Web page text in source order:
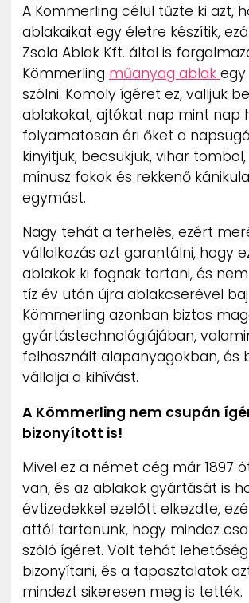
A Kömmerling célul tűzte ki azt,
ablakaikat egy életre készítik,
Zsola Ablak Kft. által is
Kömmerling műanyag ablak
szólni. Komoly ígéret ez, valljuk
ablakokat, ajtókat nap mint nap
folyamatosan éri őket a
kinyitjuk, becsukjuk, vihar tombol,
mínusz fokok és rekkenő
egymást.
Nagy tehát a terhelés, ezért
vállalkozás azt garantálni, hogy
ablakok ki fognak tartani, és
tíz év után újra ablakcserével
Kömmerling azonban biztos
gyártástechnológiájában,
felhasznált alapanyagokban, és
vállalja a kihívást.
A Kömmerling nem csupán
bizonyított is!
Mivel ez a német cég már 1897
van, és az ablakok gyártását is
évtizedekkel ezelőtt elkezdte,
attól tartanunk, hogy mindez
szóló ígéret. Volt tehát
bizonyítani, és a tapasztalatok
mindezt sikeresen meg is tették.